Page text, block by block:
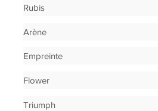
Rubis
Arène
Empreinte
Flower
Triumph